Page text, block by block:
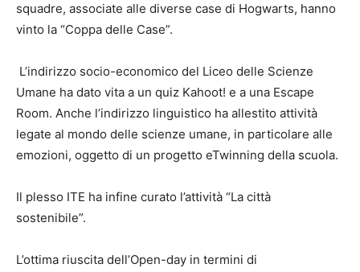
squadre, associate alle diverse case di Hogwarts, hanno
vinto la “Coppa delle Case”.
L’indirizzo socio-economico del Liceo delle Scienze
Umane ha dato vita a un quiz Kahoot! e a una Escape
Room. Anche l’indirizzo linguistico ha allestito attività
legate al mondo delle scienze umane, in particolare alle
emozioni, oggetto di un progetto eTwinning della scuola.
Il plesso ITE ha infine curato l’attività “La città
sostenibile”.
L’ottima riuscita dell’Open-day in termini di